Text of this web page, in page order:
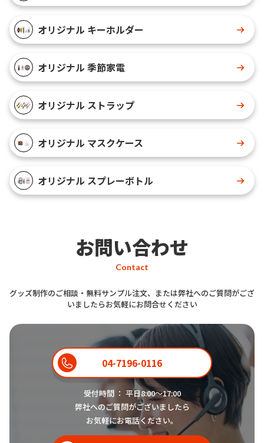
オリジナル キーホルダー
オリジナル 季節家電
オリジナル ストラップ
オリジナル マスクケース
オリジナル スプレーボトル
お問い合わせ
Contact
グッズ制作のご相談・無料サンプル注文、または弊社へのご質問がござ
いましたらお気軽にお問合せください
04-7196-0116
受付時間 ： 平日8:00〜17:00
弊社へのご質問がございましたら
お気軽にお電話ください。